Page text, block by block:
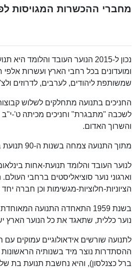
מחברי ההכשרות המגויסות
נכון ל-2015 הנוער העובד
ומועדונים בכל רחבי הארץ ועשרות
שמשותפת ליהודים, לערבים, לדרוזים
החניכים בתנועה מתחלקים לשלוש
לשכבה "מתבגרת" וחניכים מכיתה ט'-י"ב
והשרוך האדום.
מתוך התנועה צמחה בשנות ה-90 תנועת בוגרים, שנקראת מאז 2006 "תנועת דרור ישראל".
לנוער העובד והלומד תנועת-אחות
וארגוני נוער סוציאליסטים ברחבי
הציוניות-חלוציות-מגשימות וכן חברה
בשנת 1959 התאחדה התנועה
נוער כללית, שתאגד את כל הנוער הארץ
לתנועה שורשים אידאולוגיים עמוקים
ההסתדרות נוצר מיד בשנותיה
ברל כצנלסון), והיא נחשבת תנועת